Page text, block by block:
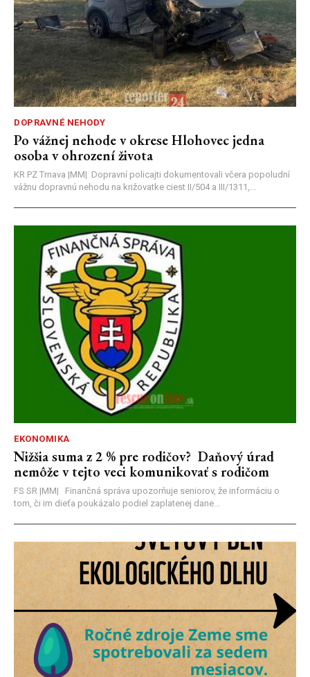
DOPRAVNÉ NEHODY
Po vážnej nehode v okrese Hlohovec jedna
osoba v ohrození života
KR PZ Trnava |MM| Dopravní policajti dokumentovali včera popoludní
vážnu dopravnú nehodu na križovatke ciest II/504 a III/1311,...
EKONOMIKA
Nižšia suma z 2 % pre rodičov? Daňový úrad
nemôže v tejto veci komunikovať s rodičom
FS SR |MM| Finančná správa upozorňuje seniorov, že informáciu o
tom, či im dieťa poukázalo podiel zaplatenej dane...